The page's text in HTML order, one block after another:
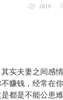
2819
实夫妻之间感
赚钱，经常在
都是不能公患